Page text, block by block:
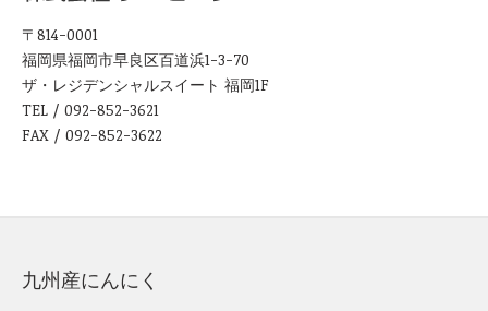
〒814-0001
福岡県福岡市早良区百道浜1-3-70
ザ・レジデンシャルスイート 福岡1F
TEL / 092-852-3621
FAX / 092-852-3622
九州産にんにく